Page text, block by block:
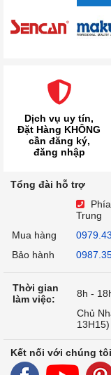
Dịch vụ uy tín,
Đặt Hàng KHÔNG
cần đăng ký,
đăng nhập
Tổng đài hỗ trợ
Trung
Mua hàng
Bảo hành
Thời gian
làm việc:
8h -
Chủ
13H15)
Kết nối với chúng tôi